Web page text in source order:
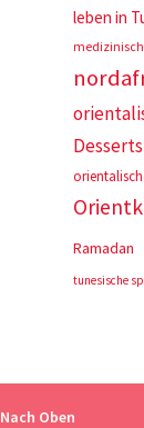
leben in
Desserts
Ramadan
tunesische
Nach Oben